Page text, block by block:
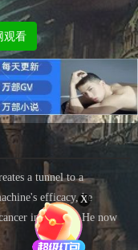
观看
a tunnel to a
efficacy, he
in lab rats. He now
X